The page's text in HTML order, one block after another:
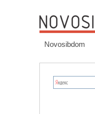
Novosibdom